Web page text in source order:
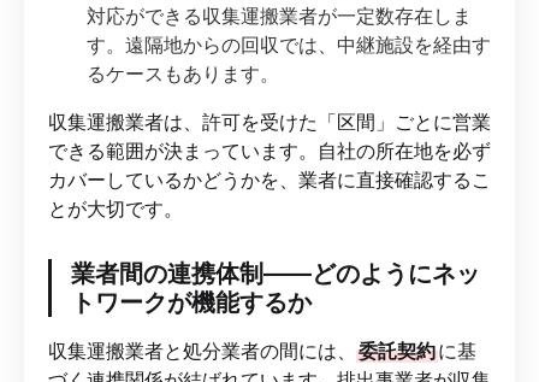
対応ができる収集運搬業者が一定数存在しま
す。遠隔地からの回収では、中継施設を経由す
るケースもあります。
収集運搬業者は、許可を受けた「区間」ごとに営業
できる範囲が決まっています。自社の所在地を必ず
カバーしているかどうかを、業者に直接確認するこ
とが大切です。
業者間の連携体制——どのようにネッ
トワークが機能するか
収集運搬業者と処分業者の間には、 委託契約に基